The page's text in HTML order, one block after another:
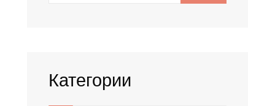
Категории